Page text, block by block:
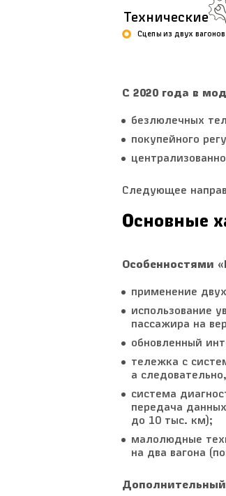
Технические
Сцепы из двух вагонов
С 2020 года в
безлюлечных
покупейного
Следующее
Основные
Особенностями
применение
использование
пассажира на
обновленный
тележка с
а
система
передача
до 10 тыс. км);
малолюдные
на два вагона
Дополнительный